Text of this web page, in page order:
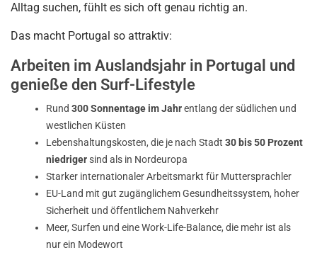
Alltag suchen, fühlt es sich oft genau richtig an.
Das macht Portugal so attraktiv:
Arbeiten im Auslandsjahr in Portugal und
genieße den Surf-Lifestyle
Rund 300 Sonnentage im Jahrentlang der südlichen und
westlichen Küsten
Lebenshaltungskosten, die je nach Stadt 30 bis 50 Prozent
niedrigersind als in Nordeuropa
Starker internationaler Arbeitsmarkt für Muttersprachler
EU-Land mit gut zugänglichem Gesundheitssystem, hoher
Sicherheit und öffentlichem Nahverkehr
Meer, Surfen und eine Work-Life-Balance, die mehr ist als
nur ein Modewort